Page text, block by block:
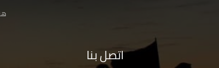
اتصل بنا